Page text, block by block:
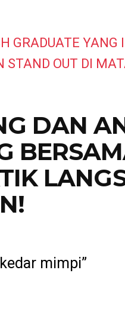
GRADUATE YANG
OUT DI
DAN
mimpi”